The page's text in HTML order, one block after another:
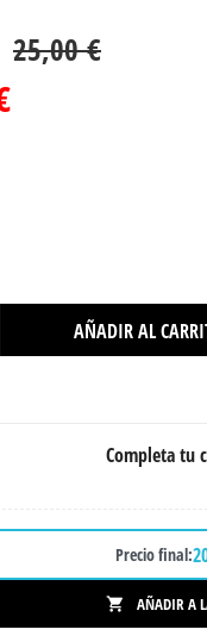
25,00 €
AÑADIR AL
Completa tu
Precio final:
 AÑADIR A